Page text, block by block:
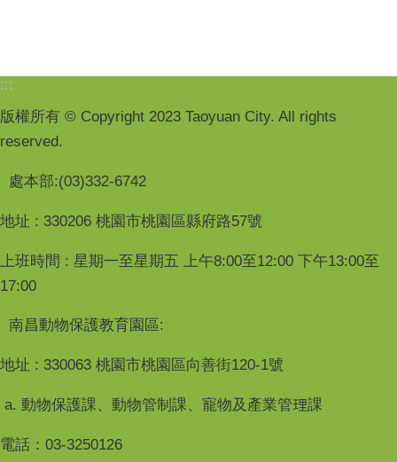
:::
版權所有 © Copyright 2023 Taoyuan City. All rights
reserved.
處本部:(03)332-6742
地址 : 330206 桃園市桃園區縣府路57號
上班時間 : 星期一至星期五 上午8:00至12:00 下午13:00至
17:00
南昌動物保護教育園區:
地址 : 330063 桃園市桃園區向善街120-1號
a. 動物保護課、動物管制課、寵物及產業管理課
電話：03-3250126